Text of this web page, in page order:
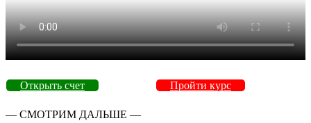
Открыть счет Пройти курс
— СМОТРИМ ДАЛЬШЕ —